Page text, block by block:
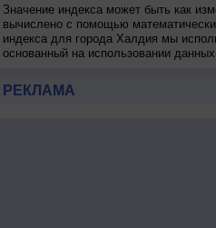
Значение индекса может быть как
вычислено с помощью
индекса для города Халдия мы
основанный на использовании
РЕКЛАМА